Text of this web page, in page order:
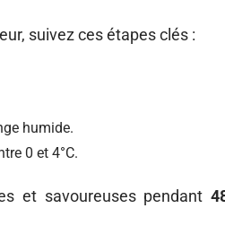
suivez ces étapes clés :
humide.
0 et 4°C.
et savoureuses pendant